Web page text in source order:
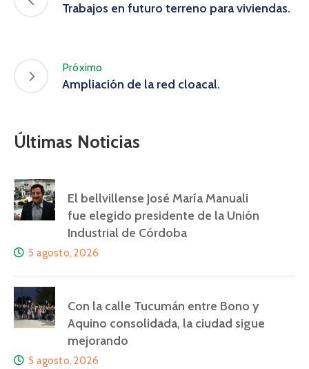
Trabajos en futuro terreno para viviendas.
Próximo
Ampliación de la red cloacal.
Últimas Noticias
El bellvillense José María Manuali
fue elegido presidente de la Unión
Industrial de Córdoba
5 agosto, 2026
Con la calle Tucumán entre Bono y
Aquino consolidada, la ciudad sigue
mejorando
5 agosto, 2026